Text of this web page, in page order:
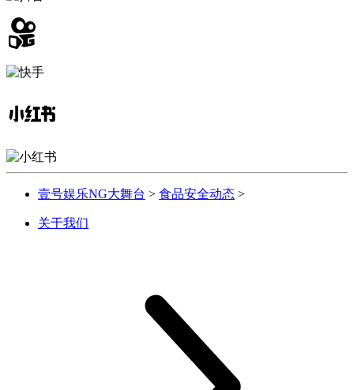
壹号娱乐NG大舞台 > 食品安全动态 >
关于我们